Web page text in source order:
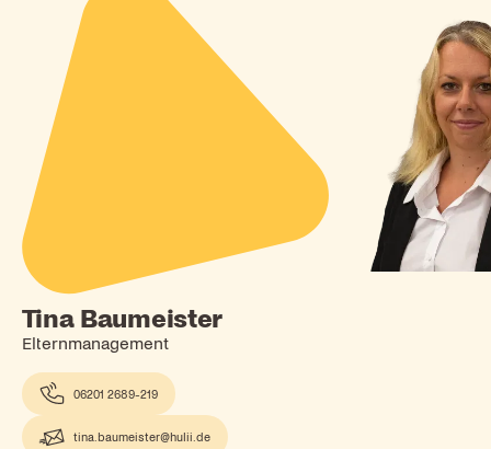
Tina Baumeister
Elternmanagement
06201 2689-219
tina.baumeister@hulii.de